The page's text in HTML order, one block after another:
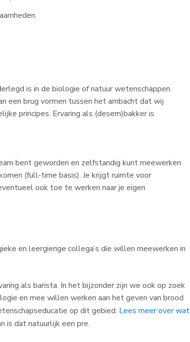
is in de biologie of natuur wetenschappen.
een brug vormen tussen het ambacht dat wij
principes. Ervaring als (desem)bakker is
bent geworden en zelfstandig kunt meewerken
(full-time basis). Je krijgt ruimte voor
ook toe te werken naar je eigen
en leergierige collega’s die willen meewerken in
als barista. In het bijzonder zijn we ook op zoek
en mee willen werken aan het geven van brood
op dit gebied. Lees meer over wat
is dat natuurlijk een pre.